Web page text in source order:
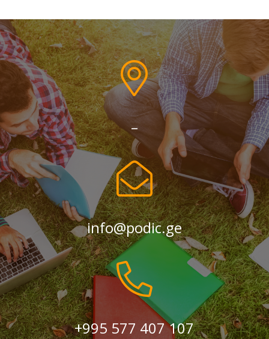
–
info@podic.ge
+995 577 407 107